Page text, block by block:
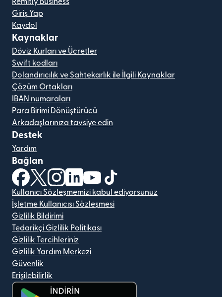
Giriş Yap
Kaydol
Kaynaklar
Döviz Kurları ve Ücretler
Swift kodları
Dolandırıcılık ve Sahtekarlık ile İlgili Kaynaklar
Çözüm Ortakları
IBAN numaraları
Para Birimi Dönüştürücü
Arkadaşlarınıza tavsiye edin
Destek
Yardım
Bağlan
(yeni pencerede açılır)
(yeni pencerede açılır)
(yeni pencerede açılır)
(yeni pencerede açılır)
(yeni pencerede açılır)
Kullanıcı Sözleşmemizi kabul ediyorsunuz
İşletme Kullanıcısı Sözleşmesi
Gizlilik Bildirimi
Tedarikçi Gizlilik Politikası
Gizlilik Tercihleriniz
Gizlilik Yardım Merkezi
Güvenlik
Erişilebilirlik